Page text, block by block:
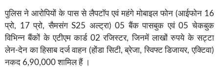
पुलिस ने आरोपियों के पास से लैपटॉप एवं महंगे मोबाइल फोन (आईफोन 16
प्रो, 17 प्रो, सैमसंग S25 अल्ट्रा) 05 बैंक पासबुक एवं 05 चेकबुक
विभिन्न बैंकों के एटीएम कार्ड 02 रजिस्टर, जिनमें लाखों रुपये के सट्टा
लेन-देन का हिसाब दर्ज वाहन (होंडा सिटी, ब्रेजा, स्विफ्ट डिजायर, एक्टिवा)
नकद 6,90,000 शामिल हैं ।